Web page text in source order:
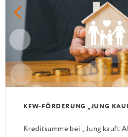
Kreditsumme bei „Jung kauft